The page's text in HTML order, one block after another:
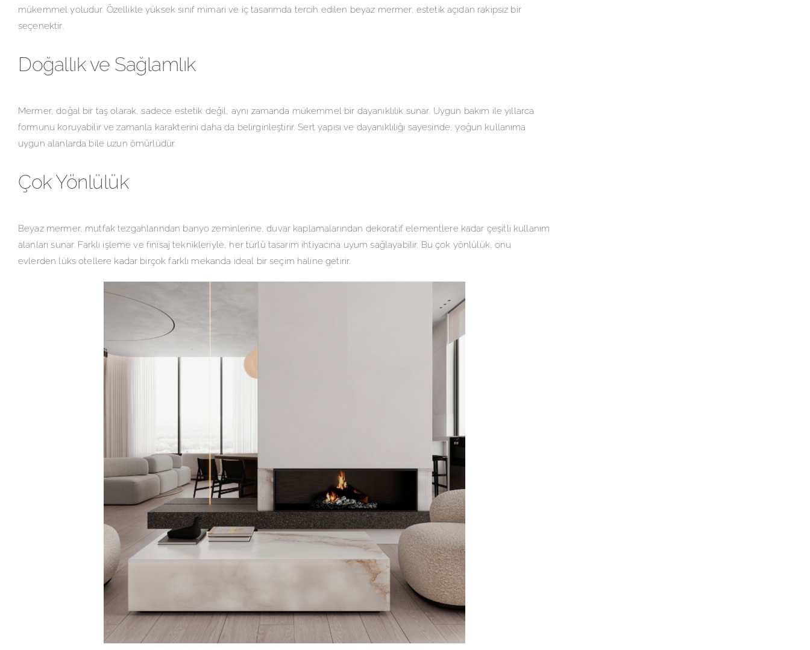
mükemmel yoludur. Özellikle yüksek sınıf mimari ve iç tasarımda tercih edilen beyaz mermer, estetik açıdan rakipsiz bir
seçenektir.
Doğallık ve Sağlamlık
Mermer, doğal bir taş olarak, sadece estetik değil, aynı zamanda mükemmel bir dayanıklılık sunar. Uygun bakım ile yıllarca
formunu koruyabilir ve zamanla karakterini daha da belirginleştirir. Sert yapısı ve dayanıklılığı sayesinde, yoğun kullanıma
uygun alanlarda bile uzun ömürlüdür.
Çok Yönlülük
Beyaz mermer, mutfak tezgahlarından banyo zeminlerine, duvar kaplamalarından dekoratif elementlere kadar çeşitli kullanım
alanları sunar. Farklı işleme ve finisaj teknikleriyle, her türlü tasarım ihtiyacına uyum sağlayabilir. Bu çok yönlülük, onu
evlerden lüks otellere kadar birçok farklı mekanda ideal bir seçim haline getirir.